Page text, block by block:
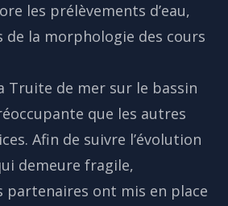
les prélèvements d’eau,
de la morphologie des cours
Truite de mer sur le bassin
que les autres
Afin de suivre l’évolution
demeure fragile,
partenaires ont mis en place